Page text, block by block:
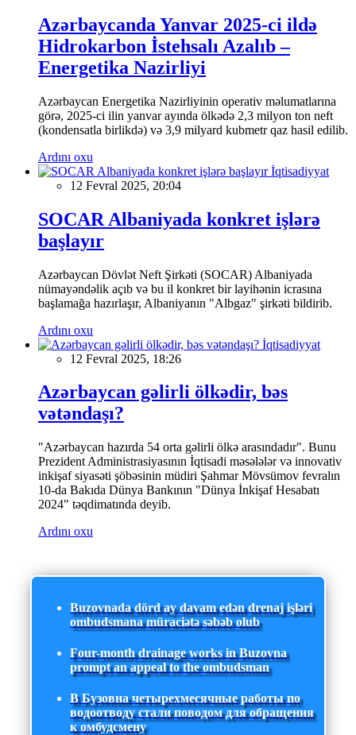
Azərbaycanda Yanvar 2025-ci ildə
Hidrokarbon İstehsalı Azalıb –
Energetika Nazirliyi
Azərbaycan Energetika Nazirliyinin operativ məlumatlarına
görə, 2025-ci ilin yanvar ayında ölkədə 2,3 milyon ton neft
(kondensatla birlikdə) və 3,9 milyard kubmetr qaz hasil edilib.
Ardını oxu
İqtisadiyyat
12 Fevral 2025, 20:04
SOCAR Albaniyada konkret işlərə
başlayır
Azərbaycan Dövlət Neft Şirkəti (SOCAR) Albaniyada
nümayəndəlik açıb və bu il konkret bir layihənin icrasına
başlamağa hazırlaşır, Albaniyanın "Albgaz" şirkəti bildirib.
Ardını oxu
İqtisadiyyat
12 Fevral 2025, 18:26
Azərbaycan gəlirli ölkədir, bəs
vətəndaşı?
"Azərbaycan hazırda 54 orta gəlirli ölkə arasındadır". Bunu
Prezident Administrasiyasının İqtisadi məsələlər və innovativ
inkişaf siyasəti şöbəsinin müdiri Şahmar Mövsümov fevralın
10-da Bakıda Dünya Bankının "Dünya İnkişaf Hesabatı
2024" təqdimatında deyib.
Ardını oxu
Buzovnada dörd ay davam edən drenaj işləri
ombudsmana müraciətə səbəb olub
Four-month drainage works in Buzovna
prompt an appeal to the ombudsman
В Бузовна четырехмесячные работы по
водоотводу стали поводом для обращения
к омбудсмену